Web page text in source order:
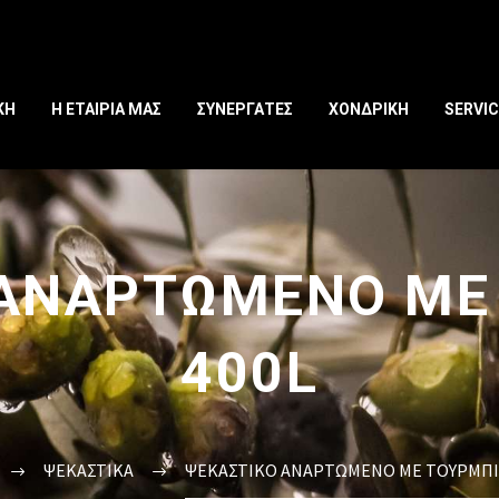
Η ΕΤΑΙΡΙΑ ΜΑΣ ΣΥΝΕΡΓΑΤΕΣ ΧΟΝΔΡΙΚΗ
ΜΕ
400L
ΨΕΚΑΣΤΙΚΑ ΨΕΚΑΣΤΙΚΟ ΑΝΑΡΤΩΜΕΝΟ ΜΕ